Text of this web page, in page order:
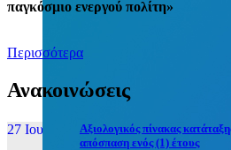
παγκόσμιο ενεργού πολίτη»
Περισσότερα
Ανακοινώσεις
27 Ιουν, 26
Αξιολογικός πίνακας
απόσπαση ενός (1) έτους